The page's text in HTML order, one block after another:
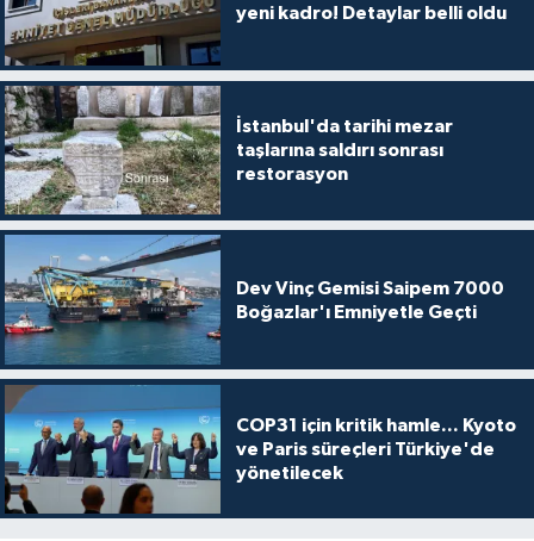
yeni kadro! Detaylar belli oldu
İstanbul'da tarihi mezar
taşlarına saldırı sonrası
restorasyon
Dev Vinç Gemisi Saipem 7000
Boğazlar'ı Emniyetle Geçti
COP31 için kritik hamle... Kyoto
ve Paris süreçleri Türkiye'de
yönetilecek